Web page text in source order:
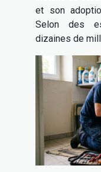
et son
Selon des
dizaines de